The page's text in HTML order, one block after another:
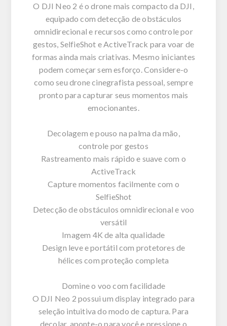
O DJI Neo 2 é o drone mais compacto da DJI,
equipado com detecção de obstáculos
omnidirecional e recursos como controle por
gestos, SelfieShot e ActiveTrack para voar de
formas ainda mais criativas. Mesmo iniciantes
podem começar sem esforço. Considere-o
como seu drone cinegrafista pessoal, sempre
pronto para capturar seus momentos mais
emocionantes.
Decolagem e pouso na palma da mão,
controle por gestos
Rastreamento mais rápido e suave com o
ActiveTrack
Capture momentos facilmente com o
SelfieShot
Detecção de obstáculos omnidirecional e voo
versátil
Imagem 4K de alta qualidade
Design leve e portátil com protetores de
hélices com proteção completa
Domine o voo com facilidade
O DJI Neo 2 possui um display integrado para
seleção intuitiva do modo de captura. Para
decolar, aponte-o para você e pressione o